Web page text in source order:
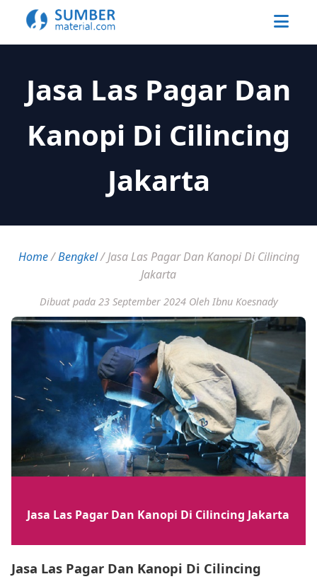
Jasa Las Pagar Dan
Kanopi Di Cilincing
Jakarta
Home/Bengkel/Jasa Las Pagar Dan Kanopi Di Cilincing
Jakarta
Dibuat pada 23 September 2024 Oleh Ibnu Koesnady
Jasa Las Pagar Dan Kanopi Di Cilincing Jakarta
Jasa Las Pagar Dan Kanopi Di Cilincing